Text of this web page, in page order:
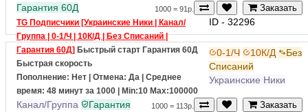
Max:100000
1000 = 91р.
Гарантия 60Д
TG Подписчики [Украинские Ники | Канал/
Группа | 0-1/Ч | 10К/Д | Без Списаний |
Гарантия 60Д] Быстрый старт
Быстрая скорость
Пополнение: Нет | Отмена: Да | Среднее
время: 48 минут за 1000 | Min:10 Max:100000
ID - 32296
0-1/Ч 10К/Д
Списаний